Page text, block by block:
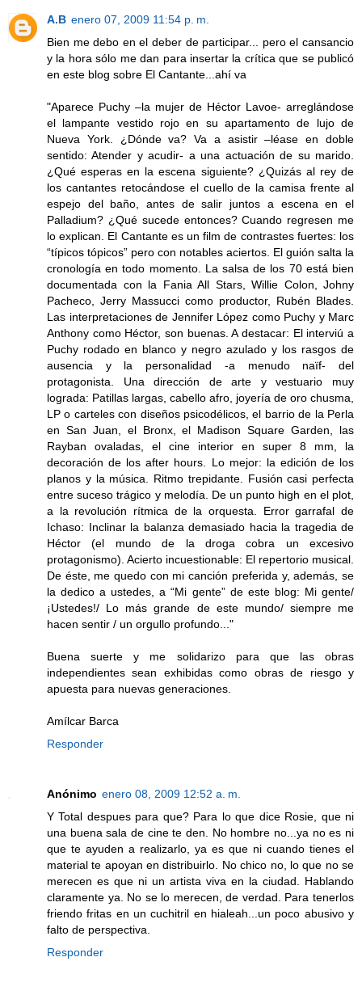
A.B enero 07, 2009 11:54 p. m.
Bien me debo en el deber de participar... pero el cansancio
y la hora sólo me dan para insertar la crítica que se publicó
en este blog sobre El Cantante...ahí va
"Aparece Puchy –la mujer de Héctor Lavoe- arreglándose
el lampante vestido rojo en su apartamento de lujo de
Nueva York. ¿Dónde va? Va a asistir –léase en doble
sentido: Atender y acudir- a una actuación de su marido.
¿Qué esperas en la escena siguiente? ¿Quizás al rey de
los cantantes retocándose el cuello de la camisa frente al
espejo del baño, antes de salir juntos a escena en el
Palladium? ¿Qué sucede entonces? Cuando regresen me
lo explican. El Cantante es un film de contrastes fuertes: los
“típicos tópicos” pero con notables aciertos. El guión salta la
cronología en todo momento. La salsa de los 70 está bien
documentada con la Fania All Stars, Willie Colon, Johny
Pacheco, Jerry Massucci como productor, Rubén Blades.
Las interpretaciones de Jennifer López como Puchy y Marc
Anthony como Héctor, son buenas. A destacar: El interviú a
Puchy rodado en blanco y negro azulado y los rasgos de
ausencia y la personalidad -a menudo naïf- del
protagonista. Una dirección de arte y vestuario muy
lograda: Patillas largas, cabello afro, joyería de oro chusma,
LP o carteles con diseños psicodélicos, el barrio de la Perla
en San Juan, el Bronx, el Madison Square Garden, las
Rayban ovaladas, el cine interior en super 8 mm, la
decoración de los after hours. Lo mejor: la edición de los
planos y la música. Ritmo trepidante. Fusión casi perfecta
entre suceso trágico y melodía. De un punto high en el plot,
a la revolución rítmica de la orquesta. Error garrafal de
Ichaso: Inclinar la balanza demasiado hacia la tragedia de
Héctor (el mundo de la droga cobra un excesivo
protagonismo). Acierto incuestionable: El repertorio musical.
De éste, me quedo con mi canción preferida y, además, se
la dedico a ustedes, a “Mi gente” de este blog: Mi gente/
¡Ustedes!/ Lo más grande de este mundo/ siempre me
hacen sentir / un orgullo profundo..."
Buena suerte y me solidarizo para que las obras
independientes sean exhibidas como obras de riesgo y
apuesta para nuevas generaciones.
Amílcar Barca
Responder
Anónimo enero 08, 2009 12:52 a. m.
Y Total despues para que? Para lo que dice Rosie, que ni
una buena sala de cine te den. No hombre no...ya no es ni
que te ayuden a realizarlo, ya es que ni cuando tienes el
material te apoyan en distribuirlo. No chico no, lo que no se
merecen es que ni un artista viva en la ciudad. Hablando
claramente ya. No se lo merecen, de verdad. Para tenerlos
friendo fritas en un cuchitril en hialeah...un poco abusivo y
falto de perspectiva.
Responder